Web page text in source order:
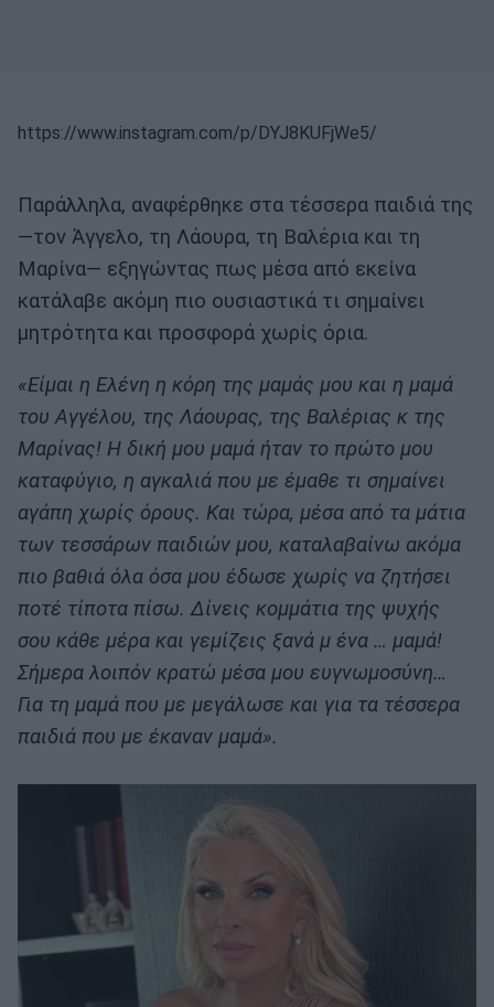
https://www.instagram.com/p/DYJ8KUFjWe5/
Παράλληλα, αναφέρθηκε στα τέσσερα παιδιά της
—τον Άγγελο, τη Λάουρα, τη Βαλέρια και τη
Μαρίνα— εξηγώντας πως μέσα από εκείνα
κατάλαβε ακόμη πιο ουσιαστικά τι σημαίνει
μητρότητα και προσφορά χωρίς όρια.
«Είμαι η Ελένη η κόρη της μαμάς μου και η μαμά
του Αγγέλου, της Λάουρας, της Βαλέριας κ της
Μαρίνας! Η δική μου μαμά ήταν το πρώτο μου
καταφύγιο, η αγκαλιά που με έμαθε τι σημαίνει
αγάπη χωρίς όρους. Και τώρα, μέσα από τα μάτια
των τεσσάρων παιδιών μου, καταλαβαίνω ακόμα
πιο βαθιά όλα όσα μου έδωσε χωρίς να ζητήσει
ποτέ τίποτα πίσω. Δίνεις κομμάτια της ψυχής
σου κάθε μέρα και γεμίζεις ξανά μ ένα … μαμά!
Σήμερα λοιπόν κρατώ μέσα μου ευγνωμοσύνη…
Για τη μαμά που με μεγάλωσε και για τα τέσσερα
παιδιά που με έκαναν μαμά».